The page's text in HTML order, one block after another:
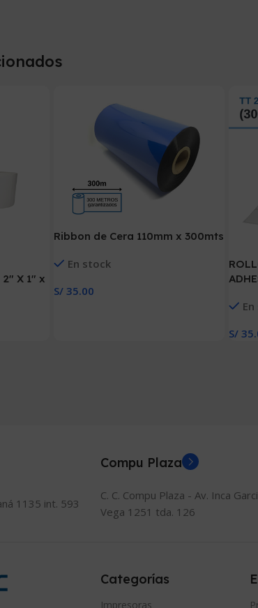
X 1″ x
Ribbon de Cera 110mm x 300mts
En stock
S/35.00
(50
S/
1135 int. 593
Compu Plaza
C. C. Compu Plaza - Av. Inca
Vega 1251 tda. 126
Categorías
Impresoras